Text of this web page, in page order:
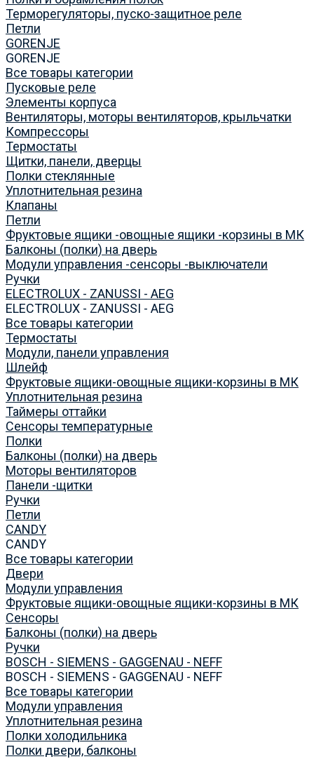
Терморегуляторы, пуско-защитное реле
Петли
GORENJE
GORENJE
Все товары категории
Пусковые реле
Элементы корпуса
Вентиляторы, моторы вентиляторов, крыльчатки
Компрессоры
Термостаты
Щитки, панели, дверцы
Полки стеклянные
Уплотнительная резина
Клапаны
Петли
Фруктовые ящики -овощные ящики -корзины в МК
Балконы (полки) на дверь
Модули управления -сенсоры -выключатели
Ручки
ELECTROLUX - ZANUSSI - AEG
ELECTROLUX - ZANUSSI - AEG
Все товары категории
Термостаты
Модули, панели управления
Шлейф
Фруктовые ящики-овощные ящики-корзины в МК
Уплотнительная резина
Таймеры оттайки
Сенсоры температурные
Полки
Балконы (полки) на дверь
Моторы вентиляторов
Панели -щитки
Ручки
Петли
CANDY
CANDY
Все товары категории
Двери
Модули управления
Фруктовые ящики-овощные ящики-корзины в МК
Сенсоры
Балконы (полки) на дверь
Ручки
BOSCH - SIEMENS - GAGGENAU - NEFF
BOSCH - SIEMENS - GAGGENAU - NEFF
Все товары категории
Модули управления
Уплотнительная резина
Полки холодильника
Полки двери, балконы